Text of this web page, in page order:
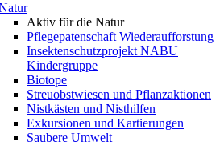
Aktiv für die Natur
Pflegepatenschaft Wiederaufforstung
Insektenschutzprojekt NABU
Kindergruppe
Biotope
Streuobstwiesen und Pflanzaktionen
Nistkästen und Nisthilfen
Exkursionen und Kartierungen
Saubere Umwelt